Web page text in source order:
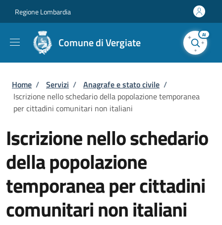
Regione Lombardia
Comune di Vergiate
AI
Briciole di pane
Home / Servizi / Anagrafe e stato civile /
Iscrizione nello schedario della popolazione temporanea
per cittadini comunitari non italiani
Iscrizione nello schedario
della popolazione
temporanea per cittadini
comunitari non italiani